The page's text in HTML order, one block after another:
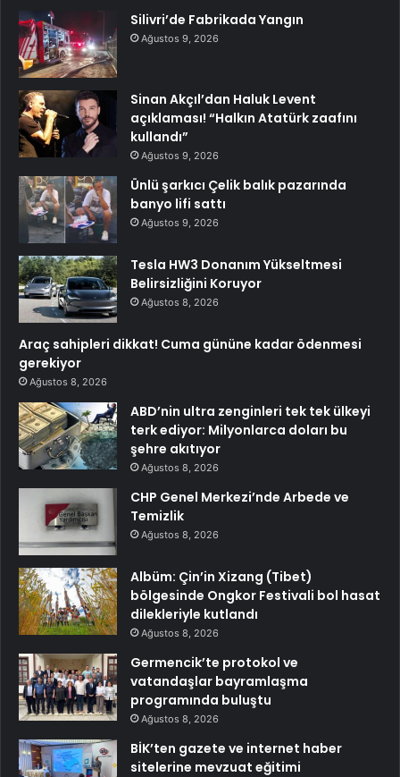
Silivri’de Fabrikada Yangın
Ağustos 9, 2026
Sinan Akçıl’dan Haluk Levent
açıklaması! “Halkın Atatürk zaafını
kullandı”
Ağustos 9, 2026
Ünlü şarkıcı Çelik balık pazarında
banyo lifi sattı
Ağustos 9, 2026
Tesla HW3 Donanım Yükseltmesi
Belirsizliğini Koruyor
Ağustos 8, 2026
Araç sahipleri dikkat! Cuma gününe kadar ödenmesi
gerekiyor
Ağustos 8, 2026
ABD’nin ultra zenginleri tek tek ülkeyi
terk ediyor: Milyonlarca doları bu
şehre akıtıyor
Ağustos 8, 2026
CHP Genel Merkezi’nde Arbede ve
Temizlik
Ağustos 8, 2026
Albüm: Çin’in Xizang (Tibet)
bölgesinde Ongkor Festivali bol hasat
dilekleriyle kutlandı
Ağustos 8, 2026
Germencik’te protokol ve
vatandaşlar bayramlaşma
programında buluştu
Ağustos 8, 2026
BİK’ten gazete ve internet haber
sitelerine mevzuat eğitimi